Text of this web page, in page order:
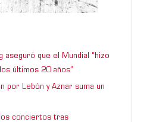
aseguró que el Mundial “hizo
últimos 20 años”
por Lebón y Aznar suma un
conciertos tras